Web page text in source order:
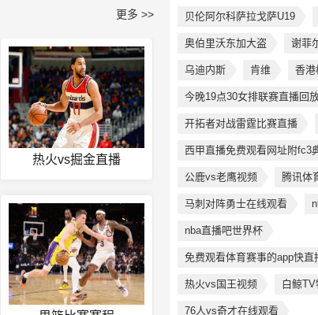
更多 >>
热火vs掘金直播
贝伦阿尔科萨拉戈萨U19
奥伯里沃东加大盗 谢菲
乌迪内斯 肯维 香港
今晚19点30女排联赛直播回
开拓者对战雷霆比赛直播
西甲直播免费观看网址附fc3
公鹿vs老鹰视频 腾讯体
马刺对阵勇士在线观看
nba直播吧世界杯
免费观看体育赛事的app快直
热火vs国王视频 白鲸TV
76人vs奇才在线观看